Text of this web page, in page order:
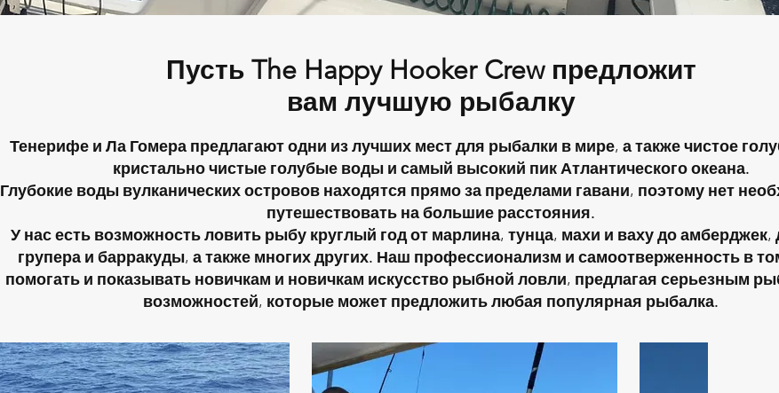
Пусть The Happy Hooker Crew предложит
вам лучшую рыбалку
Тенерифе и Ла Гомера предлагают одни из лучших мест для рыбалки в мире, а также чистое
кристально чистые голубые воды и самый высокий пик Атлантического океана.
Глубокие воды вулканических островов находятся прямо за пределами гавани, поэтому нет
путешествовать на большие расстояния.
У нас есть возможность ловить рыбу круглый год от марлина, тунца, махи и ваху до амберджек,
групера и барракуды, а также многих других. Наш профессионализм и самоотверженность в
помогать и показывать новичкам и новичкам искусство рыбной ловли, предлагая серьезным
возможностей, которые может предложить любая популярная рыбалка.